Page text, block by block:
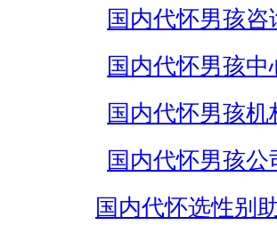
国内代怀男孩咨
国内代怀男孩中
国内代怀男孩机
国内代怀男孩公
国内代怀选性别